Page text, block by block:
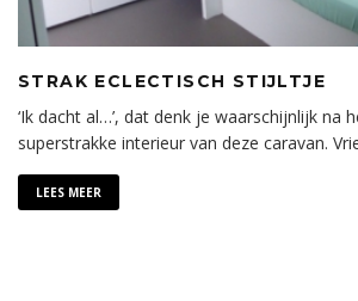
STRAK ECLECTISCH STIJLTJE
‘Ik dacht al…’, dat denk je waarschijnlijk na
superstrakke interieur van deze caravan.
LEES MEER